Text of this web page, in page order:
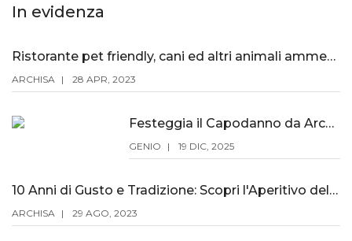
In evidenza
Ristorante pet friendly, cani ed altri animali ammessi
ARCHISA 28 APR, 2023
Festeggia il Capodanno da Archisa
GENIO 19 DIC, 2025
10 Anni di Gusto e Tradizione: Scopri l'Aperitivo del Viandante a 19€!
ARCHISA 29 AGO, 2023